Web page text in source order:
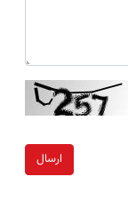
ارسال